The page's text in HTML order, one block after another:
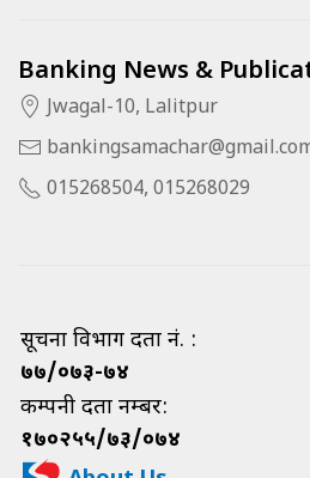
Banking News &
Jwagal-10, Lalitpur
015268504, 015268029
सूचना विभाग दर्ता नं. :
७७/०७३-७४
कम्पनी दर्ता नम्बर:
१७०२५५/७३/०७४